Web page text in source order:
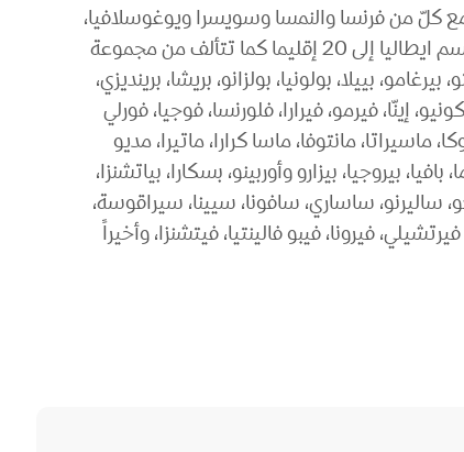
كلّ من فرنسا والنمسا وسويسرا ويوغوسلافيا،
ويوجد ضمن حدودها دولتان مستقلّتان هما: سان مارينو و الفاتيكان، ويتبع لها جزيرتان هما: سيردينيا وصقلّية، كما تقسم ايطاليا إلى 20 إقليما كما تتألف من مجموعة
بييلا، بولونيا، بولزانو، بريشا، برينديزي،
إينّا، فيرمو، فيرارا، فلورنسا، فوجيا، فورلي
ماسيراتا، مانتوفا، ماسا كرارا، ماتيرا، مديو
بيروجيا، بيزارو وأوربينو، بسكارا، بياتشنزا،
ساليرنو، ساساري، سافونا، سيينا، سيراقوسة،
فيرونا، فيبو فالينتيا، فيتشنزا، وأخيراً